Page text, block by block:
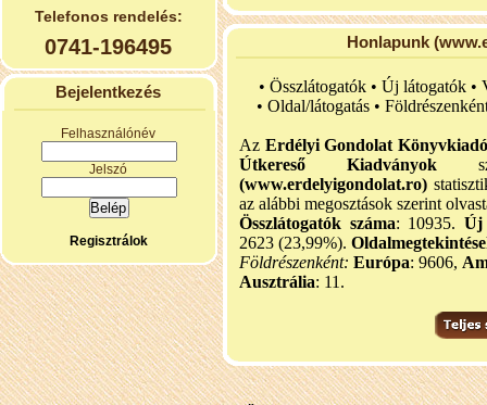
Telefonos rendelés:
0741-196495
Bejelentkezés
Felhasználónév
Jelszó
Regisztrálok
Honlapunk
• Összlátogatók • Új látogatók •
• Oldal/látogatás •
Az Erdélyi Gondolat
Útkereső Kiadványok
(www.erdelyigondolat.ro)
az alábbi megosztások szerint
Összlátogatók száma: 10935. Új
2623 (23,99%).
Földrészenként: Európa: 9606,
Ausztrália: 11.